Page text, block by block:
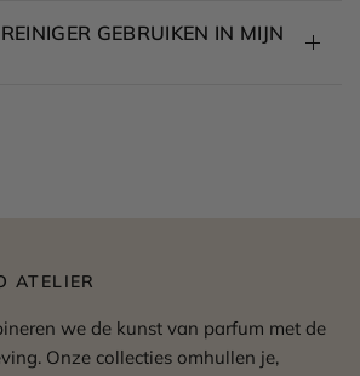
GEBRUIKEN IN MIJN
ATELIER
we de kunst van parfum met de
Onze collecties omhullen je,